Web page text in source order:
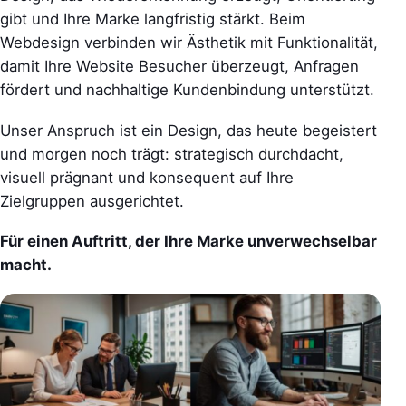
gibt und Ihre Marke langfristig stärkt. Beim
Webdesign verbinden wir Ästhetik mit Funktionalität,
damit Ihre Website Besucher überzeugt, Anfragen
fördert und nachhaltige Kundenbindung unterstützt.
Unser Anspruch ist ein Design, das heute begeistert
und morgen noch trägt: strategisch durchdacht,
visuell prägnant und konsequent auf Ihre
Zielgruppen ausgerichtet.
Für einen Auftritt, der Ihre Marke unverwechselbar
macht.